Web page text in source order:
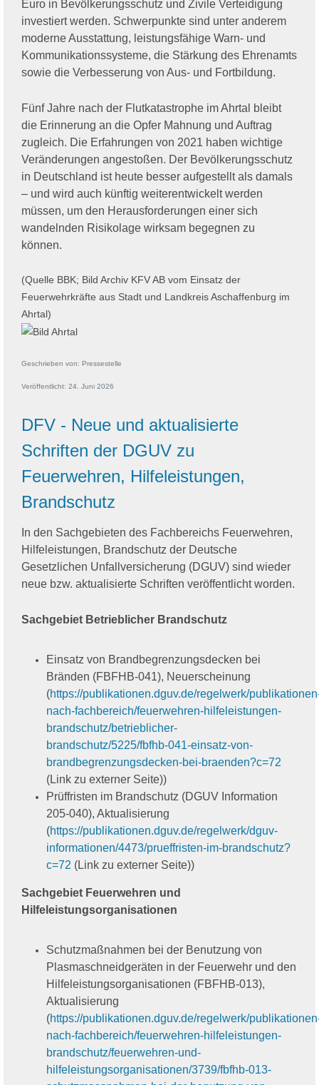
Euro in Bevölkerungsschutz und Zivile Verteidigung
investiert werden. Schwerpunkte sind unter anderem
moderne Ausstattung, leistungsfähige Warn- und
Kommunikationssysteme, die Stärkung des Ehrenamts
sowie die Verbesserung von Aus- und Fortbildung.
Fünf Jahre nach der Flutkatastrophe im Ahrtal bleibt
die Erinnerung an die Opfer Mahnung und Auftrag
zugleich. Die Erfahrungen von 2021 haben wichtige
Veränderungen angestoßen. Der Bevölkerungsschutz
in Deutschland ist heute besser aufgestellt als damals
– und wird auch künftig weiterentwickelt werden
müssen, um den Herausforderungen einer sich
wandelnden Risikolage wirksam begegnen zu
können.
(Quelle BBK; Bild Archiv KFV AB vom Einsatz der
Feuerwehrkräfte aus Stadt und Landkreis Aschaffenburg im
Ahrtal)
Geschrieben von: Pressestelle
Veröffentlicht: 24. Juni 2026
DFV - Neue und aktualisierte
Schriften der DGUV zu
Feuerwehren, Hilfeleistungen,
Brandschutz
In den Sachgebieten des Fachbereichs Feuerwehren,
Hilfeleistungen, Brandschutz der Deutsche
Gesetzlichen Unfallversicherung (DGUV) sind wieder
neue bzw. aktualisierte Schriften veröffentlicht worden.
Sachgebiet Betrieblicher Brandschutz
Einsatz von Brandbegrenzungsdecken bei
Bränden (FBFHB-041), Neuerscheinung
(https://publikationen.dguv.de/regelwerk/
nach-fachbereich/feuerwehren-hilfeleistungen-
brandschutz/betrieblicher-
brandschutz/5225/fbfhb-041-einsatz-von-
brandbegrenzungsdecken-bei-braenden?c=72
(Link zu externer Seite))
Prüffristen im Brandschutz (DGUV Information
205-040), Aktualisierung
(https://publikationen.dguv.de/regelwerk/dguv-
informationen/4473/prueffristen-im-brandschutz?
c=72 (Link zu externer Seite))
Sachgebiet Feuerwehren und
Hilfeleistungsorganisationen
Schutzmaßnahmen bei der Benutzung von
Plasmaschneidgeräten in der Feuerwehr und den
Hilfeleistungsorganisationen (FBFHB-013),
Aktualisierung
(https://publikationen.dguv.de/regelwerk/
nach-fachbereich/feuerwehren-hilfeleistungen-
brandschutz/feuerwehren-und-
hilfeleistungsorganisationen/3739/fbfhb-013-